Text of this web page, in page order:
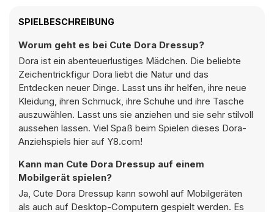
SPIELBESCHREIBUNG
Worum geht es bei Cute Dora Dressup?
Dora ist ein abenteuerlustiges Mädchen. Die beliebte
Zeichentrickfigur Dora liebt die Natur und das
Entdecken neuer Dinge. Lasst uns ihr helfen, ihre neue
Kleidung, ihren Schmuck, ihre Schuhe und ihre Tasche
auszuwählen. Lasst uns sie anziehen und sie sehr stilvoll
aussehen lassen. Viel Spaß beim Spielen dieses Dora-
Anziehspiels hier auf Y8.com!
Kann man Cute Dora Dressup auf einem
Mobilgerät spielen?
Ja, Cute Dora Dressup kann sowohl auf Mobilgeräten
als auch auf Desktop-Computern gespielt werden. Es